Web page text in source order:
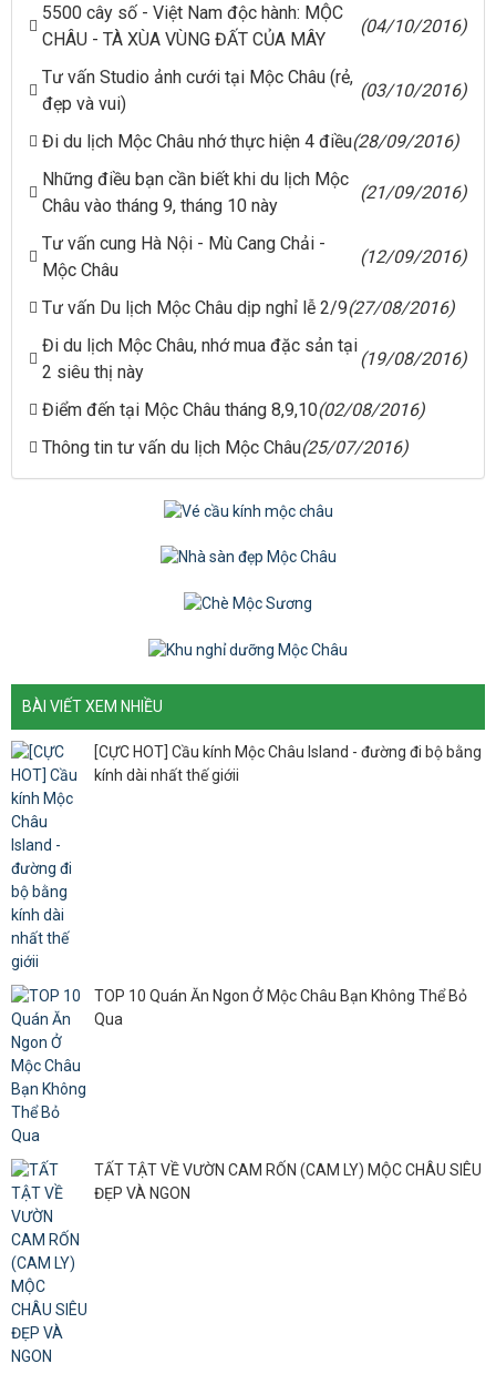
5500 cây số - Việt Nam độc hành: MỘC
CHÂU - TÀ XÙA VÙNG ĐẤT CỦA MÂY
(04/10/2016)
Tư vấn Studio ảnh cưới tại Mộc Châu (rẻ,
đẹp và vui)
(03/10/2016)
Đi du lịch Mộc Châu nhớ thực hiện 4 điều(28/09/2016)
Những điều bạn cần biết khi du lịch Mộc
Châu vào tháng 9, tháng 10 này
(21/09/2016)
Tư vấn cung Hà Nội - Mù Cang Chải -
Mộc Châu
(12/09/2016)
Tư vấn Du lịch Mộc Châu dịp nghỉ lễ 2/9(27/08/2016)
Đi du lịch Mộc Châu, nhớ mua đặc sản tại
2 siêu thị này
(19/08/2016)
Điểm đến tại Mộc Châu tháng 8,9,10(02/08/2016)
Thông tin tư vấn du lịch Mộc Châu(25/07/2016)
BÀI VIẾT XEM NHIỀU
[CỰC HOT] Cầu kính Mộc Châu Island - đường đi bộ bằng
kính dài nhất thế giớii
TOP 10 Quán Ăn Ngon Ở Mộc Châu Bạn Không Thể Bỏ
Qua
TẤT TẬT VỀ VƯỜN CAM RỐN (CAM LY) MỘC CHÂU SIÊU
ĐẸP VÀ NGON